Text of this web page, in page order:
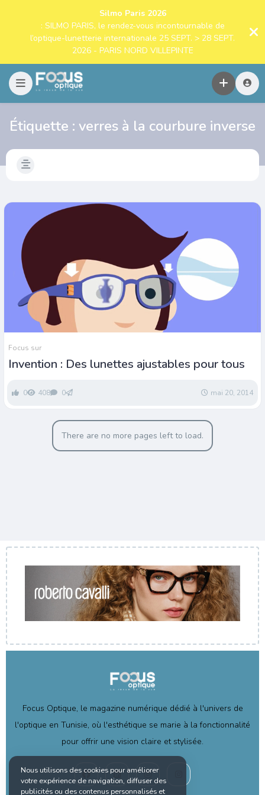
Silmo Paris 2026
: SILMO PARIS, le rendez-vous incontournable de
l’optique-lunetterie internationale 25 SEPT. > 28 SEPT.
2026 - PARIS NORD VILLEPINTE
Étiquette : verres à la courbure inverse
Focus sur
Invention : Des lunettes ajustables pour tous
0 408 0 mai 20, 2014
There are no more pages left to load.
Focus Optique, le magazine numérique dédié à l'univers de
l'optique en Tunisie, où l'esthétique se marie à la fonctionnalité
pour offrir une vision claire et stylisée.
Nous utilisons des cookies pour améliorer
votre expérience de navigation, diffuser des
publicités ou des contenus personnalisés et